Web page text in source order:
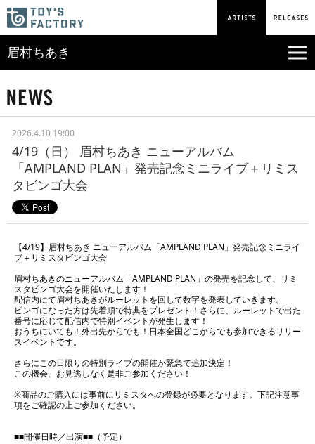
眉村ちあき
2026.4.10 19:00
4/19（日） 眉村ちあき ニューアルバム
「AMPLAND PLAN」発売記念ミニライブ＋リミス
タビンゴ大会
【4/19】眉村ちあき ニューアルバム「AMPLAND PLAN」発売記念ミニライ
ブ＋リミスタビンゴ大会
眉村ちあきのニューアルバム「AMPLAND PLAN」の発売を記念して、リミ
スタビンゴ大会を開催いたします！
配信内にて眉村ちあきがルーレットを回して数字を発表していきます。
ビンゴになった方は先着順で特典をプレゼント！さらに、ルーレットで出た
番号に応じて配信内で特別イベントが発生します！
おうちにいても！外出先からでも！日本全国どこからでも参加できるリリー
スイベントです。
さらにこの日限りの特別ライブの開催が緊急で追加決定！
この機会、お見逃しなく是非ご参加ください！
※商品のご購入には事前にリミスタへの登録が必要となります。下記注意事
項をご確認の上ご参加ください。
■■開催日時／出演■■（予定）